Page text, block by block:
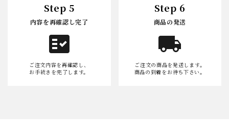
Step 5
内容を再確認し完了
fact_check
ご注文内容を再確認し、
お手続きを完了します。
Step 6
商品の発送
local_shipping
ご注文の商品を発送します。
商品の到着をお待ち下さい。